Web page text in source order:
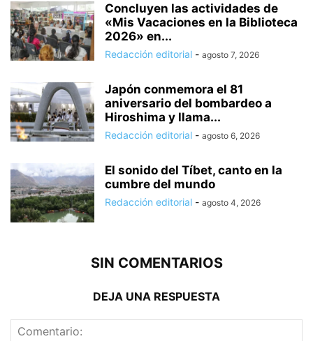
Concluyen las actividades de
«Mis Vacaciones en la Biblioteca
2026» en...
Redacción editorial - agosto 7, 2026
Japón conmemora el 81
aniversario del bombardeo a
Hiroshima y llama...
Redacción editorial - agosto 6, 2026
El sonido del Tíbet, canto en la
cumbre del mundo
Redacción editorial - agosto 4, 2026
SIN COMENTARIOS
DEJA UNA RESPUESTA